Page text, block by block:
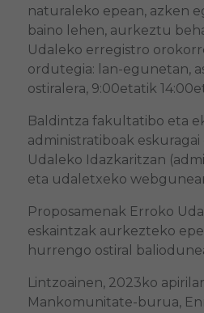
naturaleko epean, azken
baino lehen, aurkeztu
Udaleko erregistro
ordutegia: lan-egunetan,
ostiralera, 9:00etatik
Baldintza fakultatibo eta
administratiboak
Udaleko Idazkaritzan
eta udaletxeko
Proposamenak Erroko
eskaintzak aurkezteko
hurrengo ostiral
Lintzoainen, 2023ko
Mankomunitate-burua,